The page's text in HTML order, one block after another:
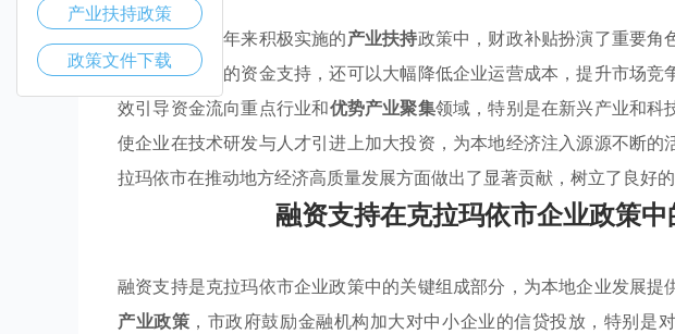
克拉玛依市近年来积极实施的产业扶持政策中，财政补贴扮演了重要角
展提供了直接的资金支持，还可以大幅降低企业运营成本，提升市场
效引导资金流向重点行业和优势产业聚集领域，特别是在新兴产业和科
使企业在技术研发与人才引进上加大投资，为本地经济注入源源不断
拉玛依市在推动地方经济高质量发展方面做出了显著贡献，树立了良好的
融资支持在克拉玛依市企业政策
融资支持是克拉玛依市企业政策中的关键组成部分，为本地企业发展
产业政策 ，市政府鼓励金融机构加大对中小企业的信贷投放，特别是
产业扶持政策
政策文件下载